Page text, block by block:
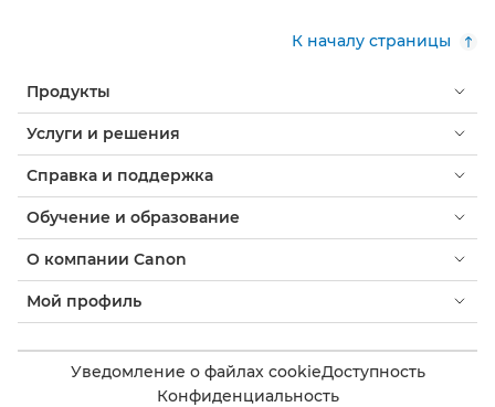
К началу страницы
Продукты
Услуги и решения
Справка и поддержка
Обучение и образование
О компании Canon
Мой профиль
Уведомление о файлах cookieДоступность
Конфиденциальность